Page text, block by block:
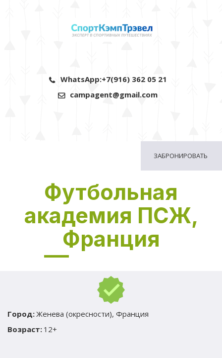
WhatsApp:+7(916) 362 05 21
campagent@gmail.com
ЗАБРОНИРОВАТЬ
Футбольная
академия ПСЖ,
Франция
Город: Женева (окресности), Франция
Возраст: 12+